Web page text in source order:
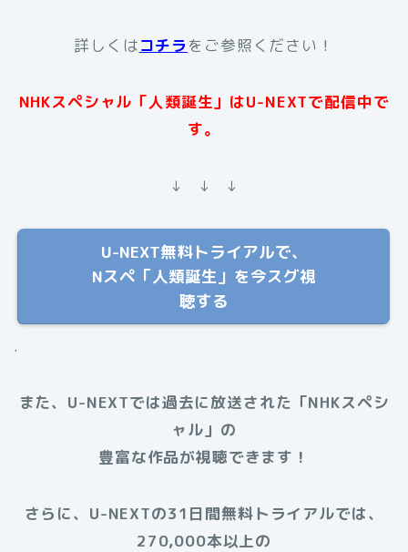
詳しくはコチラをご参照ください！
NHKスペシャル「人類誕生」はU-NEXTで配信中で
す。
↓ ↓ ↓
U-NEXT無料トライアルで、
Nスペ「人類誕生」を今スグ視
聴する
.
また、U-NEXTでは過去に放送された 「NHKスペシ
ャル」 の
豊富な作品が視聴できます！
さらに、U-NEXTの31日間無料トライアルでは、
270,000本以上の